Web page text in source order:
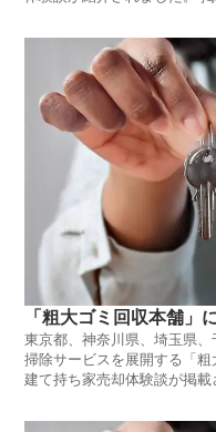
「粗大ゴミ回収本舗」
東京都、神奈川県、埼玉県
掃除サービスを展開する「
建て持ち家売却体験談が掲